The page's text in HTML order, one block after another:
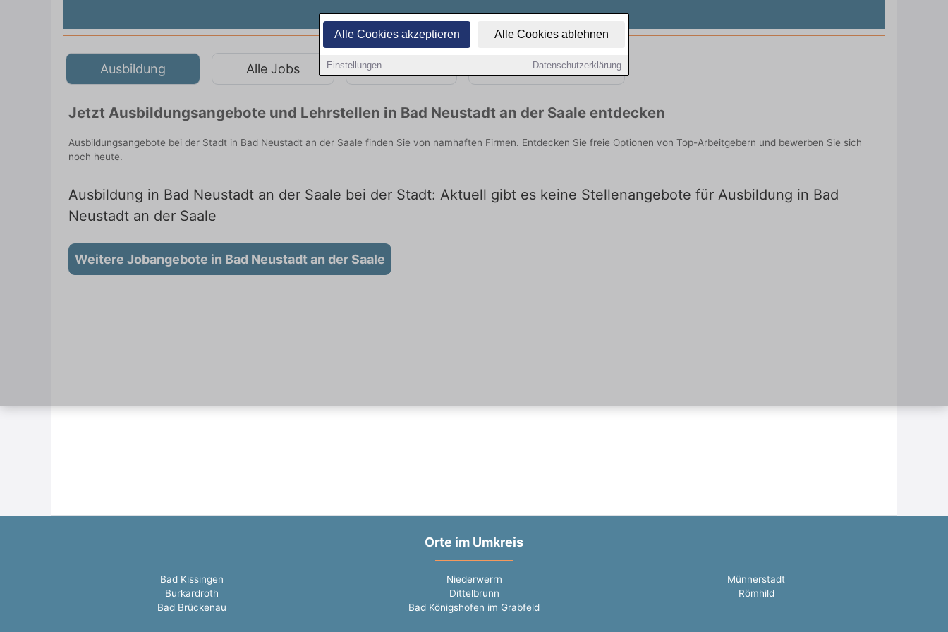
Alle Cookies akzeptieren Alle Cookies ablehnen
Einstellungen Datenschutzerklärung
Ausbildung Alle Jobs Teilzeit Quereinsteiger
Jetzt Ausbildungsangebote und Lehrstellen in Bad Neustadt an der Saale entdecken
Ausbildungsangebote bei der Stadt in Bad Neustadt an der Saale finden Sie von namhaften Firmen. Entdecken Sie freie Optionen von Top-Arbeitgebern und bewerben Sie sich
noch heute.
Ausbildung in Bad Neustadt an der Saale bei der Stadt: Aktuell gibt es keine Stellenangebote für Ausbildung in Bad
Neustadt an der Saale
Weitere Jobangebote in Bad Neustadt an der Saale
Orte im Umkreis
Bad Kissingen Niederwerrn
Münnerstadt
Burkardroth
Dittelbrunn
Römhild
Bad Brückenau
Bad Königshofen im Grabfeld